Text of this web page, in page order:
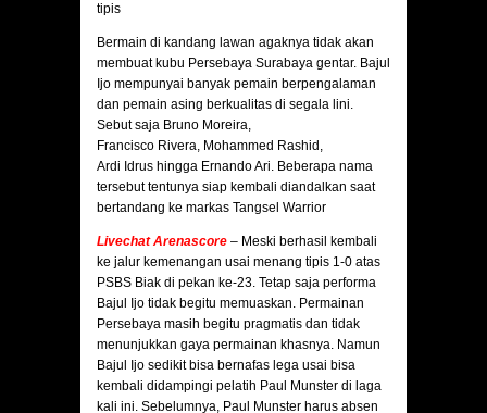
tipis
Bermain di kandang lawan agaknya tidak akan
membuat kubu Persebaya Surabaya gentar. Bajul
Ijo mempunyai banyak pemain berpengalaman
dan pemain asing berkualitas di segala lini.
Sebut saja Bruno Moreira,
Francisco Rivera, Mohammed Rashid,
Ardi Idrus hingga Ernando Ari. Beberapa nama
tersebut tentunya siap kembali diandalkan saat
bertandang ke markas Tangsel Warrior
Livechat Arenascore – Meski berhasil kembali
ke jalur kemenangan usai menang tipis 1-0 atas
PSBS Biak di pekan ke-23. Tetap saja performa
Bajul Ijo tidak begitu memuaskan. Permainan
Persebaya masih begitu pragmatis dan tidak
menunjukkan gaya permainan khasnya. Namun
Bajul Ijo sedikit bisa bernafas lega usai bisa
kembali didampingi pelatih Paul Munster di laga
kali ini. Sebelumnya, Paul Munster harus absen